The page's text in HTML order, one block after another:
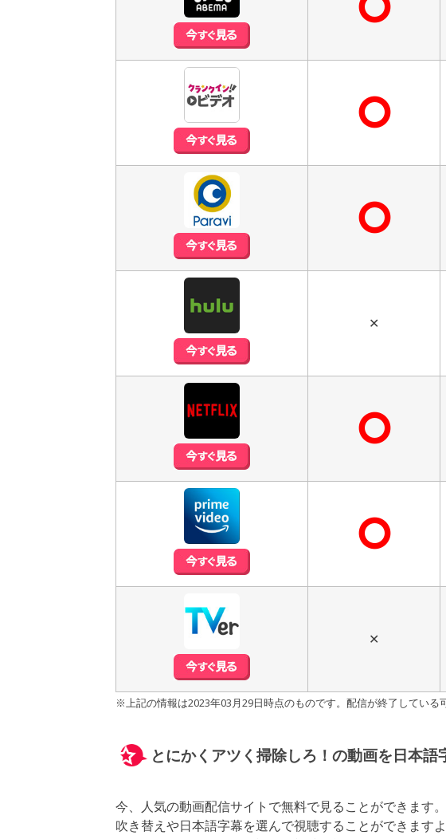
⭘
⭘
✕
⭘
⭘
✕
※上記の情報は2023年03月29日時点のものです。配信が終了している
とにかくアツく掃除しろ！の動画を日本語
今、人気の動画配信サイトで無料で見ることができます。
吹き替えや日本語字幕を選んで視聴することができますよ